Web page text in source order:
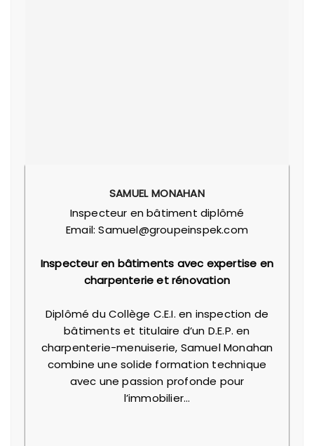
SAMUEL MONAHAN
Inspecteur en bâtiment diplômé
Email: Samuel@groupeinspek.com
Inspecteur en bâtiments avec expertise en
charpenterie et rénovation
Diplômé du Collège C.E.I. en inspection de
bâtiments et titulaire d’un D.E.P. en
charpenterie-menuiserie, Samuel Monahan
combine une solide formation technique
avec une passion profonde pour
l’immobilier…